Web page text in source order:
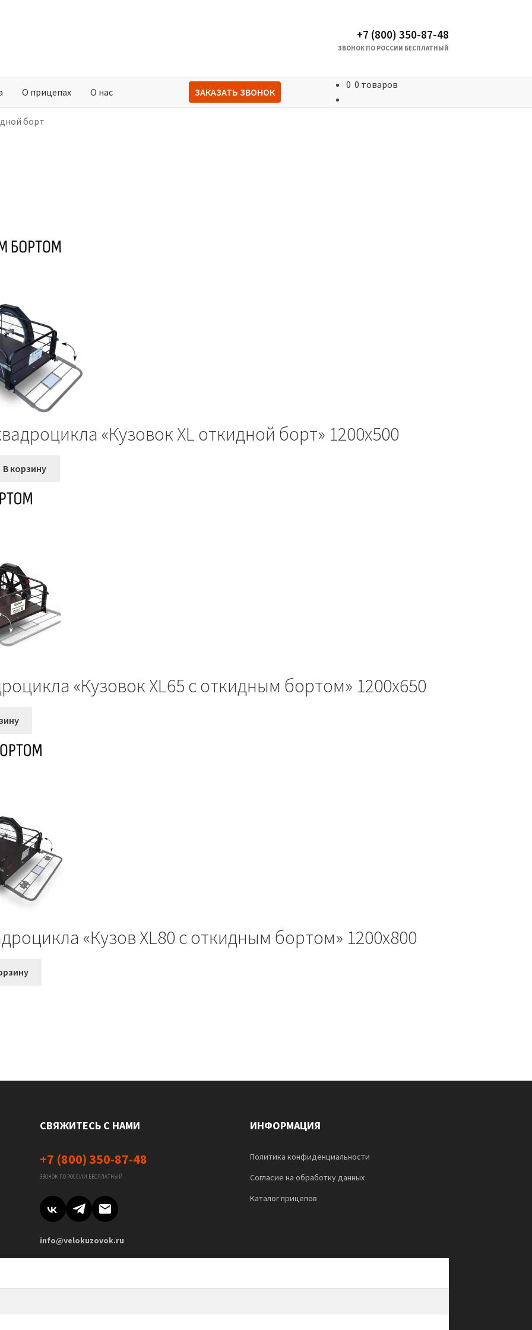
+7 (800) 350-87-48
ЗВОНОК ПО РОССИИ БЕСПЛАТНЫЙ
О прицепах О нас ЗАКАЗАТЬ ЗВОНОК
0 0 товаров
борт
«Кузовок XL откидной борт» 1200х500
₽.
В корзину
«Кузовок XL65 с откидным бортом» 1200х650
«Кузов XL80 с откидным бортом» 1200х800
СВЯЖИТЕСЬ С НАМИ
+7 (800) 350-87-48
ЗВОНОК ПО РОССИИ БЕСПЛАТНЫЙ
info@velokuzovok.ru
ИНФОРМАЦИЯ
Политика конфиденциальности
Согласие на обработку данных
Каталог прицепов